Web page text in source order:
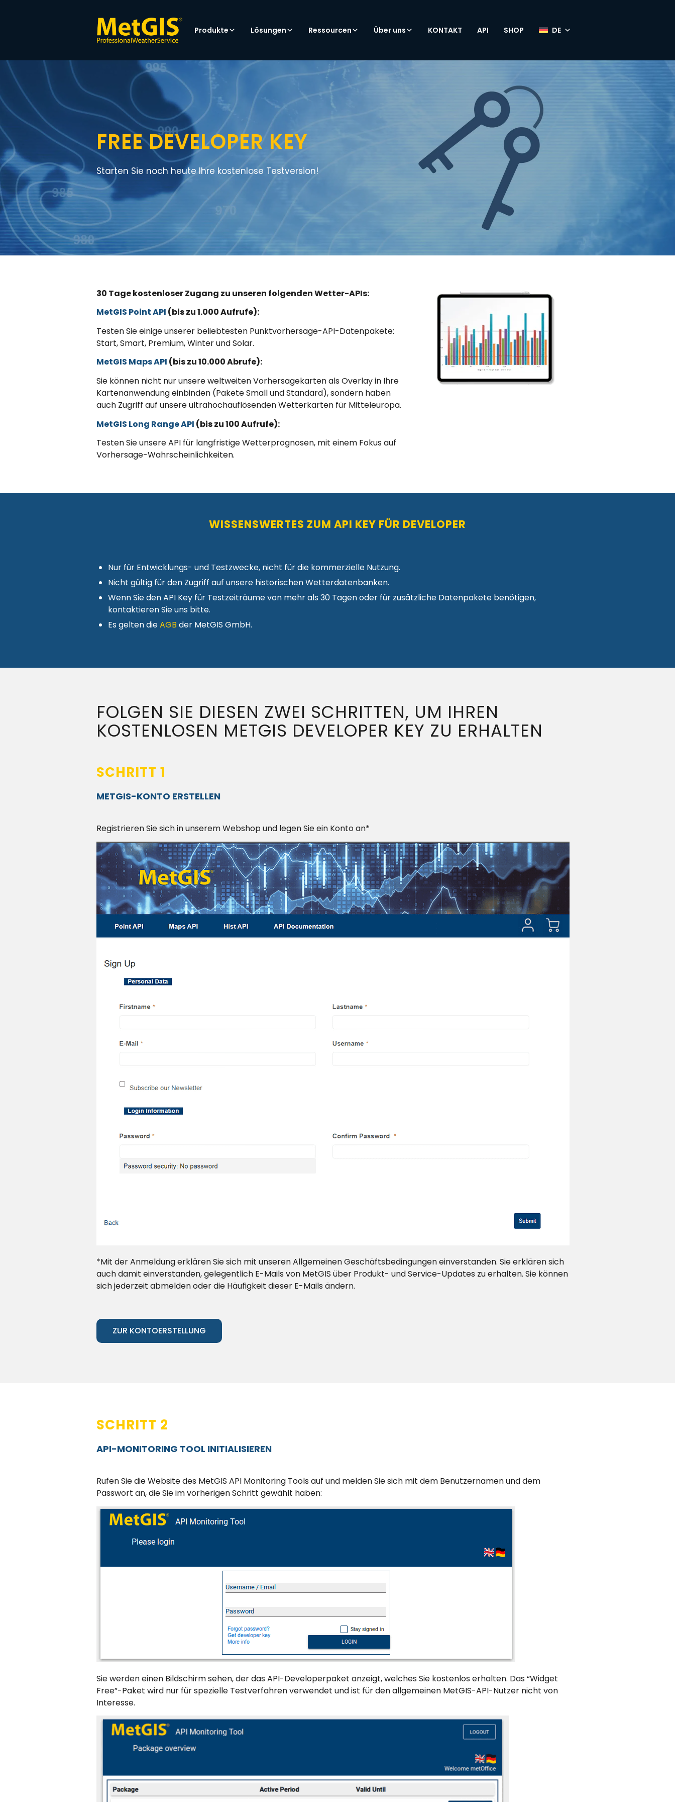
Produkte Lösungen Ressourcen Über uns KONTAKT API SHOP
FREE DEVELOPER KEY
Starten Sie noch heute Ihre kostenlose Testversion!
30 Tage kostenloser Zugang zu unseren folgenden Wetter-APIs:
MetGIS Point API (bis zu 1.000 Aufrufe):
Testen Sie einige unserer beliebtesten Punktvorhersage-API-Datenpakete:
Start, Smart, Premium, Winter und Solar.
MetGIS Maps API (bis zu 10.000 Abrufe):
Sie können nicht nur unsere weltweiten Vorhersagekarten als Overlay in Ihre
Kartenanwendung einbinden (Pakete Small und Standard), sondern haben
auch Zugriff auf unsere ultrahochauflösenden Wetterkarten für Mitteleuropa.
MetGIS Long Range API (bis zu 100 Aufrufe):
Testen Sie unsere API für langfristige Wetterprognosen, mit einem Fokus auf
Vorhersage-Wahrscheinlichkeiten.
WISSENSWERTES ZUM API KEY FÜR DEVELOPER
Nur für Entwicklungs- und Testzwecke, nicht für die kommerzielle Nutzung.
Nicht gültig für den Zugriff auf unsere historischen Wetterdatenbanken.
Wenn Sie den API Key für Testzeiträume von mehr als 30 Tagen oder für zusätzliche Datenpakete benötigen,
kontaktieren Sie uns bitte.
Es gelten dieAGB der MetGIS GmbH.
FOLGEN SIE DIESEN ZWEI SCHRITTEN, UM IHREN
KOSTENLOSEN METGIS DEVELOPER KEY ZU ERHALTEN
SCHRITT 1
METGIS-KONTO ERSTELLEN
Registrieren Sie sich in unserem Webshop und legen Sie ein Konto an*
*Mit der Anmeldung erklären Sie sich mit unseren Allgemeinen Geschäftsbedingungen einverstanden. Sie erklären sich
auch damit einverstanden, gelegentlich E-Mails von MetGIS über Produkt- und Service-Updates zu erhalten. Sie können
sich jederzeit abmelden oder die Häufigkeit dieser E-Mails ändern.
ZUR KONTOERSTELLUNG
SCHRITT 2
API-MONITORING TOOL INITIALISIEREN
Rufen Sie die Website des MetGIS API Monitoring Tools auf und melden Sie sich mit dem Benutzernamen und dem
Passwort an, die Sie im vorherigen Schritt gewählt haben:
Sie werden einen Bildschirm sehen, der das API-Developerpaket anzeigt, welches Sie kostenlos erhalten. Das “Widget
Free”-Paket wird nur für spezielle Testverfahren verwendet und ist für den allgemeinen MetGIS-API-Nutzer nicht von
Interesse.